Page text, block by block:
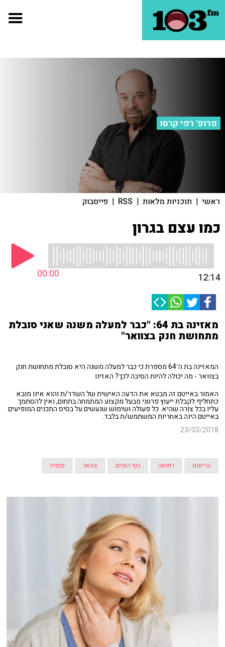
פרופ' רפי קרסו
ראשי | תוכניות מלאות |
RSS
| פייסבוק
כמו עצם בגרון
00:00 12:14
מאזינה בת 64: "כבר למעלה משנה שאני סובלת
מתחושת חנק בצוואר"
המאזינה בת ה־64 מספרת כי כבר למעלה משנה היא סובלת מתחושת חנק
בצוואר - מה יכולה להיות הסיבה לכך? האזינו
האמור באייטם זה מבטא את הדעה האישית של השדר/ת והוא אינו מובא
כתחליף לקבלת ייעוץ פרטני מבעל מקצוע המתמחה בתחום, ואין להסתמך
עליו בכל צורה שהיא. כל פעולה ושימוש שנעשים על בסיס התכנים המופיעים
באייטם הינה באחריות המשתמש/ת בלבד.
23/03/2018
בריאות רפואה גוף האדם צוואר פנסיה